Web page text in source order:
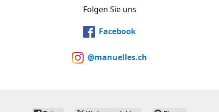
Folgen Sie uns
Facebook
@manuelles.ch